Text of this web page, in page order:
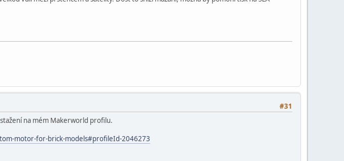
#31
na mém Makerworld profilu.
motor-for-brick-models#profileId-2046273